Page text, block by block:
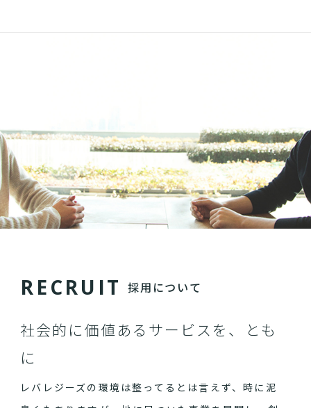
RECRU IT 採用について
社会的に価値あるサービスを、とも
に
レバレジーズの環境は整ってるとは言えず、時に泥